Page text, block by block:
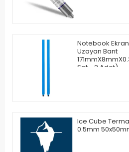
Notebook Ekran
Uzayan Bant
Set - 2 Adet)
Ice Cube
0.5mm